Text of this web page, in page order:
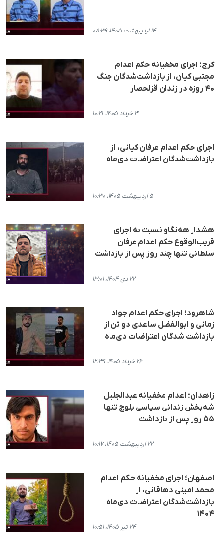
۱۴ اردیبهشت ۱۴۰۵، ۰۸:۳۹
کرج؛ اجرای مخفیانه حکم اعدام
مجتبی کیان، از بازداشت‌شدگان جنگ
۴۰ روزه در زندان قزلحصار
۳ خرداد ۱۴۰۵، ۱۰:۲۱
اجرای حکم اعدام عرفان کیانی، از
بازداشت‌شدگان اعتراضات دی‌ماه
۵ اردیبهشت ۱۴۰۵، ۱۰:۳۰
هشدار هه‌نگاو نسبت بە اجرای
قریب‌الوقوع حکم اعدام عرفان
سلطانی تنها چند روز پس از بازداشت
۲۲ دی ۱۴۰۴، ۱۳:۰۱
شاهرود؛ اجرای حکم اعدام جواد
زمانی و ابوالفضل ساعدی دو تن از
بازداشت شدگان اعتراضات دی‌ماه
۲۶ خرداد ۱۴۰۵، ۱۲:۳۹
زاهدان؛ اعدام مخفیانه عبدالجلیل
شه‌بخش زندانی سیاسی بلوچ تنها
۵۵ روز پس از بازداشت
۲۲ اردیبهشت ۱۴۰۵، ۱۰:۱۷
اصفهان؛ اجرای مخفیانه حکم اعدام
محمد امینی دهاقانی، از
بازداشت‌شدگان اعتراضات دی‌ماه
۱۴۰۴
۲۴ تیر ۱۴۰۵، ۱۰:۵۱